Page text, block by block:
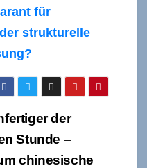
für
strukturelle
der
Stunde –
chinesische